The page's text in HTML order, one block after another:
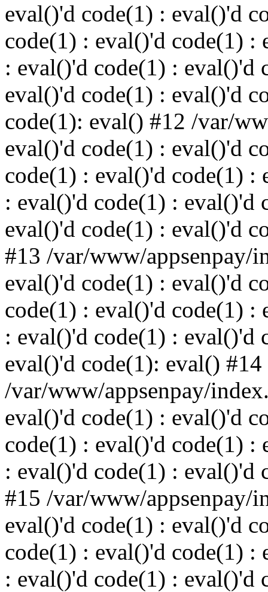
eval()'d code(1) : eval()'d
code(1) : eval()'d code(1) :
: eval()'d code(1) : eval()'d
eval()'d code(1) : eval()'d
code(1): eval() #12 /var/
eval()'d code(1) : eval()'d
code(1) : eval()'d code(1) :
: eval()'d code(1) : eval()'d
eval()'d code(1) : eval()'d
#13 /var/www/appsenpay/
eval()'d code(1) : eval()'d
code(1) : eval()'d code(1) :
: eval()'d code(1) : eval()'d
eval()'d code(1): eval() #14
/var/www/appsenpay/
eval()'d code(1) : eval()'d
code(1) : eval()'d code(1) :
: eval()'d code(1) : eval()'d
#15 /var/www/appsenpay/
eval()'d code(1) : eval()'d
code(1) : eval()'d code(1) :
: eval()'d code(1) : eval()'d